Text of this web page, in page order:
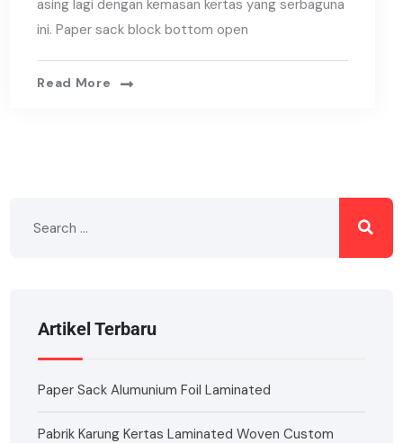
asing lagi dengan kemasan kertas yang serbaguna
ini. Paper sack block bottom open
Read More
Artikel Terbaru
Paper Sack Alumunium Foil Laminated
Pabrik Karung Kertas Laminated Woven Custom